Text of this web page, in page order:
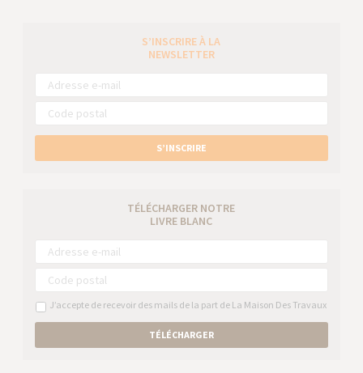
S’INSCRIRE À LA
NEWSLETTER
S’INSCRIRE
TÉLÉCHARGER NOTRE
LIVRE BLANC
J’accepte de recevoir des mails de la part de La Maison Des Travaux
TÉLÉCHARGER